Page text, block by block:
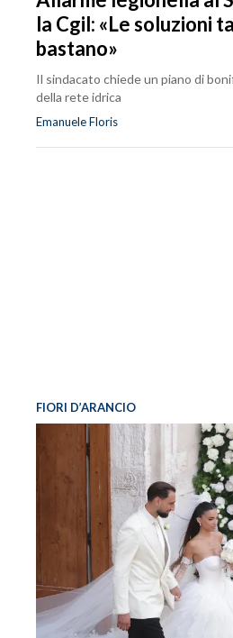
la Cgil: «Le soluzioni
bastano»
Il sindacato chiede un piano di
della rete idrica
Emanuele Floris
FIORI D’ARANCIO